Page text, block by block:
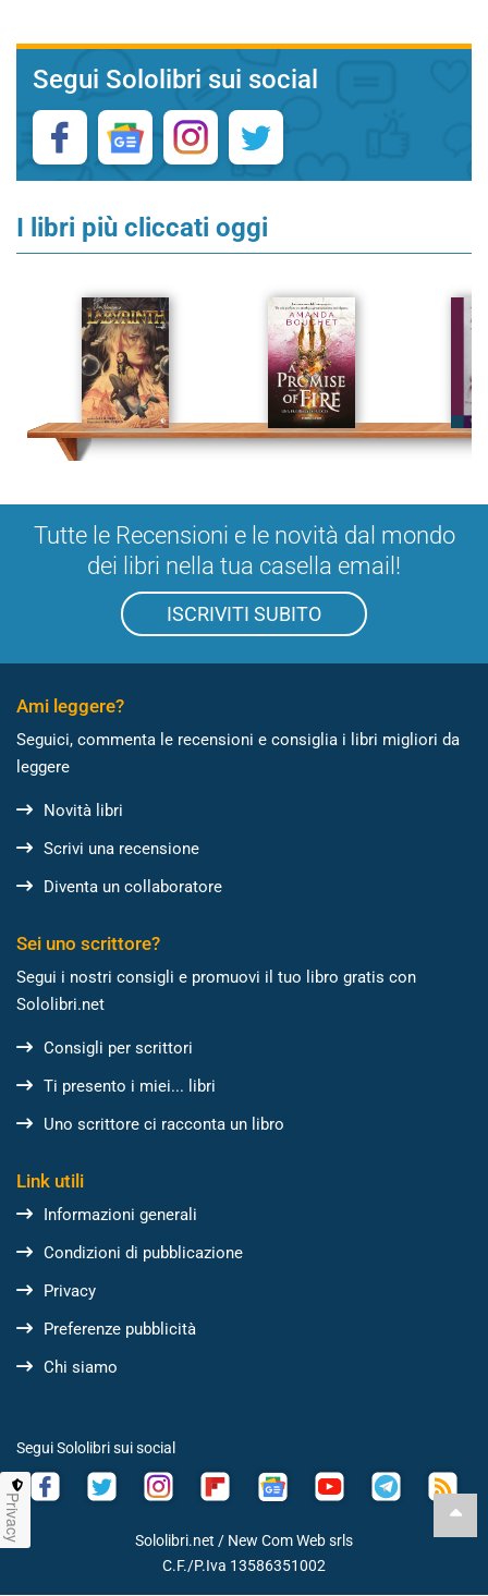
Segui Sololibri sui social
I libri più cliccati oggi
Tutte le Recensioni e le novità dal mondo
dei libri nella tua casella email!
ISCRIVITI SUBITO
Ami leggere?
Seguici, commenta le recensioni e consiglia i libri migliori da
leggere
Novità libri
Scrivi una recensione
Diventa un collaboratore
Sei uno scrittore?
Segui i nostri consigli e promuovi il tuo libro gratis con
Sololibri.net
Consigli per scrittori
Ti presento i miei... libri
Uno scrittore ci racconta un libro
Link utili
Informazioni generali
Condizioni di pubblicazione
Privacy
Preferenze pubblicità
Chi siamo
Segui Sololibri sui social
Sololibri.net / New Com Web srls
C.F./P.Iva 13586351002
Privacy